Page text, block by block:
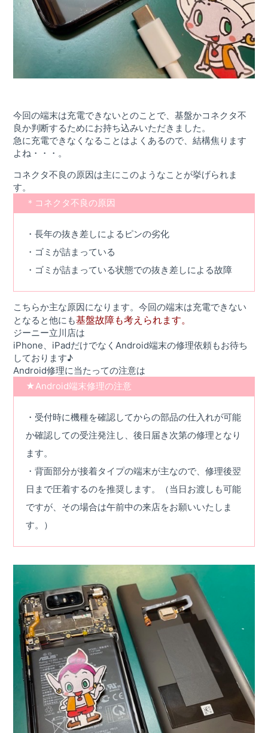
今回の端末は充電できないとのことで、基盤かコネクタ不
良か判断するためにお持ち込みいただきました。
急に充電できなくなることはよくあるので、結構焦ります
よね・・・。
コネクタ不良の原因は主にこのようなことが挙げられま
す。
＊コネクタ不良の原因
・長年の抜き差しによるピンの劣化
・ゴミが詰まっている
・ゴミが詰まっている状態での抜き差しによる故障
こちらか主な原因になります。今回の端末は充電できない
となると他にも基盤故障も考えられます。
ジーニー立川店は
iPhone、iPadだけでなくAndroid端末の修理依頼もお待ち
しております♪
Android修理に当たっての注意は
★Android端末修理の注意
・受付時に機種を確認してからの部品の仕入れが可能
か確認しての受注発注し、後日届き次第の修理となり
ます。
・背面部分が接着タイプの端末が主なので、修理後翌
日まで圧着するのを推奨します。（当日お渡しも可能
ですが、その場合は午前中の来店をお願いいたしま
す。）